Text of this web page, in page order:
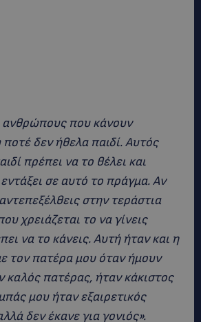
που κάνουν
ποτέ δεν ήθελα παιδί. Αυτός
πρέπει να το θέλει και
εντάξει σε αυτό το πράγμα. Αν
στην τεράστια
χρειάζεται το να γίνεις
να το κάνεις. Αυτή ήταν και η
τον πατέρα μου όταν ήμουν
καλός πατέρας, ήταν κάκιστος
μου ήταν εξαιρετικός
δεν έκανε για γονιός».